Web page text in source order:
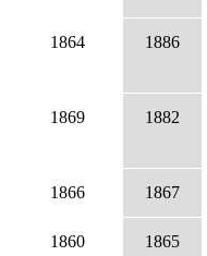
1864 1886
1869 1882
1866 1867
1860 1865